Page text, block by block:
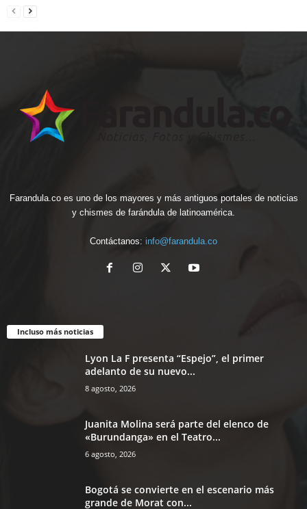
Farandula.co es uno de los mayores y más antiguos portales de noticias
y chismes de farándula de latinoamérica.
Contáctanos: info@farandula.co
Incluso más noticias
Lyon La F presenta “Espejo”, el primer
adelanto de su nuevo...
8 agosto, 2026
Juanita Molina será parte del elenco de
«Burundanga» en el Teatro...
6 agosto, 2026
Bogotá se convierte en el escenario más
grande de Morat con...